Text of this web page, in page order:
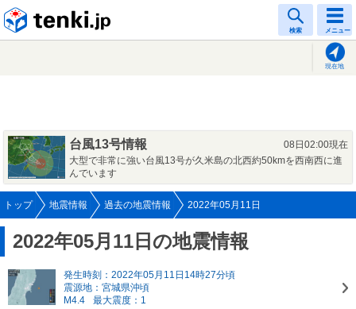
検索 メニュー
現在地
台風13号情報
08日02:00現在
大型で非常に強い台風13号が久米島の北西約50kmを西南西に進
んでいます
トップ 地震情報 過去の地震情報 2022年05月11日
2022年05月11日の地震情報
発生時刻：2022年05月11日14時27分頃
震源地：宮城県沖頃
M4.4
最大震度：1